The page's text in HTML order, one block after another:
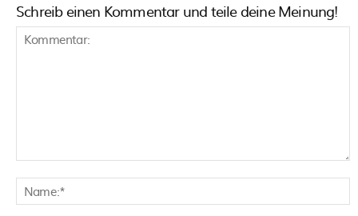
Schreib einen Kommentar und teile deine Meinung!